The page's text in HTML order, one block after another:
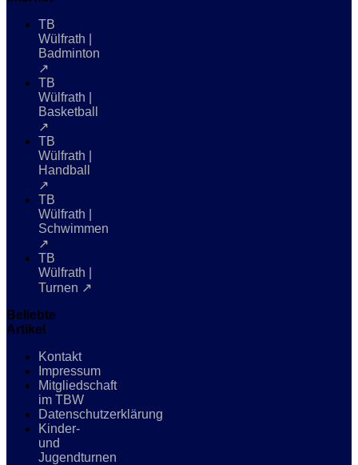
TB
Wülfrath |
Badminton
↗
TB
Wülfrath |
Basketball
↗
TB
Wülfrath |
Handball
↗
TB
Wülfrath |
Schwimmen
↗
TB
Wülfrath |
Turnen ↗
Beliebte
Artikel
Kontakt
Impressum
Mitgliedschaft
im TBW
Datenschutzerklärung
Kinder-
und
Jugendturnen